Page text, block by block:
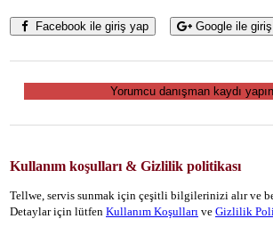
Facebook ile giriş yap Google ile
Yorumcu danışman kaydı yapın
Kullanım koşulları & Gizlilik politikası
Tellwe, servis sunmak için çeşitli bilgilerinizi alır ve
Detaylar için lütfen Kullanım Koşulları ve Gizlilik